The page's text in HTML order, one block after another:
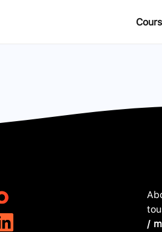
Cours
/